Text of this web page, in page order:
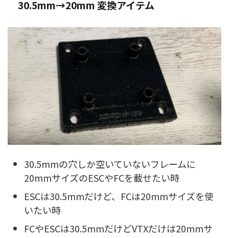
30.5mm→20mm 変換アイテム
30.5mmの穴しか空いていないフレームに
20mmサイズのESCやFCを載せたい時
ESCは30.5mmだけど、FCは20mmサイズを使
いたい時
FCやESCは30.5mmだけどVTXだけは20mmサ